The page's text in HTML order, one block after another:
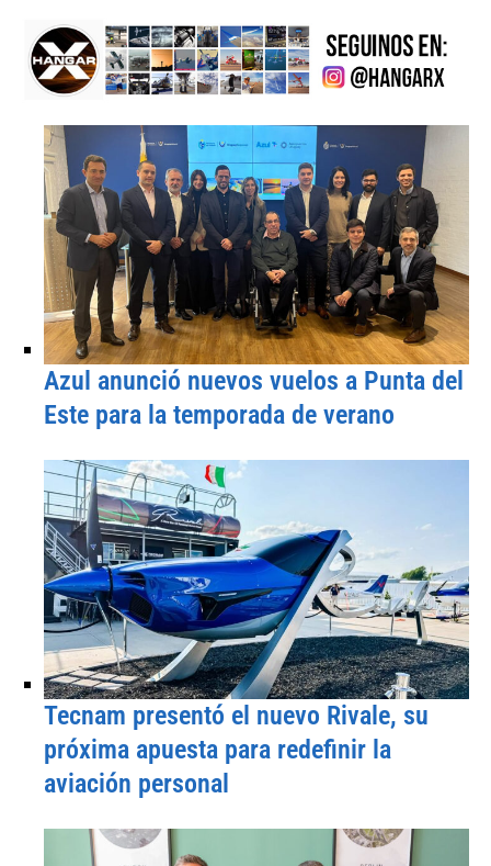
Azul anunció nuevos vuelos a Punta del
Este para la temporada de verano
Tecnam presentó el nuevo Rivale, su
próxima apuesta para redefinir la
aviación personal